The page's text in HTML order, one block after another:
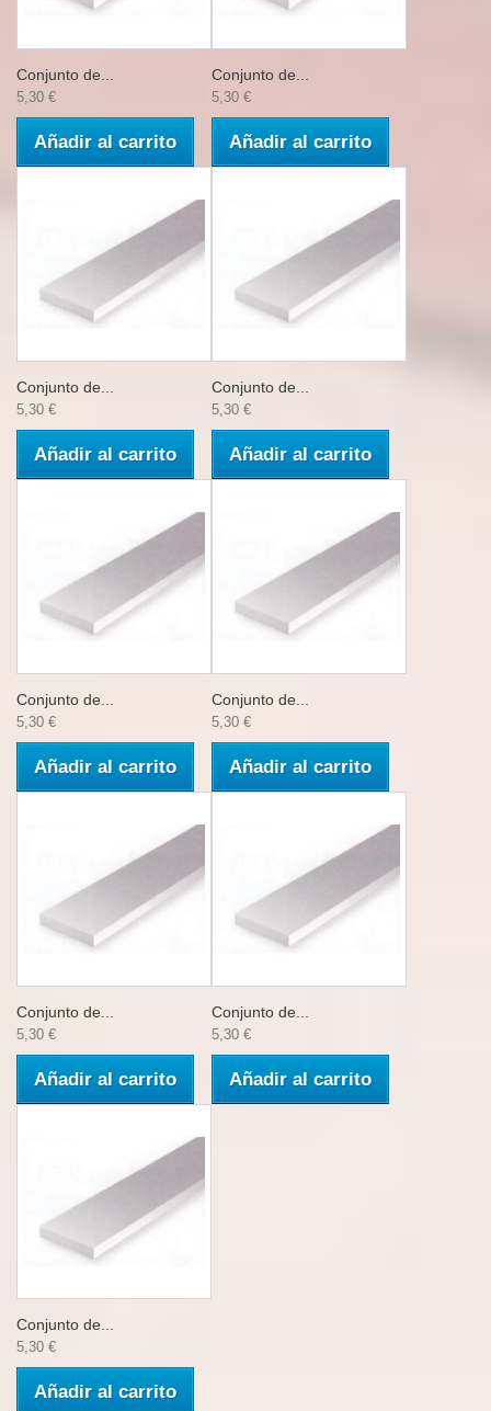
Conjunto de...
5,30 €
Añadir al carrito
Conjunto de...
5,30 €
Añadir al carrito
Conjunto de...
5,30 €
Añadir al carrito
Conjunto de...
5,30 €
Añadir al carrito
Conjunto de...
5,30 €
Añadir al carrito
Conjunto de...
5,30 €
Añadir al carrito
Conjunto de...
5,30 €
Añadir al carrito
Conjunto de...
5,30 €
Añadir al carrito
Conjunto de...
5,30 €
Añadir al carrito